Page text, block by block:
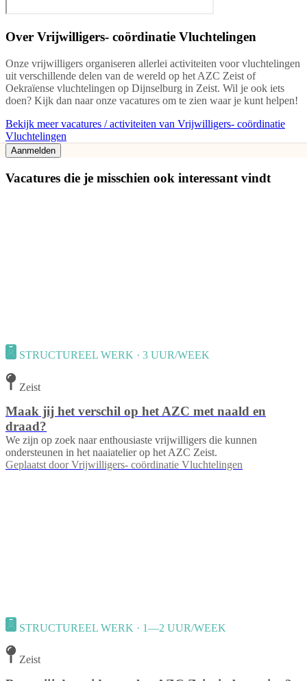
Over Vrijwilligers- coördinatie Vluchtelingen
Onze vrijwilligers organiseren allerlei activiteiten voor vluchtelingen
uit verschillende delen van de wereld op het AZC Zeist of
Oekraïense vluchtelingen op Dijnselburg in Zeist. Wil je ook iets
doen? Kijk dan naar onze vacatures om te zien waar je kunt helpen!
Bekijk meer vacatures / activiteiten van Vrijwilligers- coördinatie
Vluchtelingen
Aanmelden
Vacatures die je misschien ook interessant vindt
STRUCTUREEL WERK · 3 UUR/WEEK
Zeist
Maak jij het verschil op het AZC met naald en
draad?
We zijn op zoek naar enthousiaste vrijwilligers die kunnen
ondersteunen in het naaiatelier op het AZC Zeist.
Geplaatst door Vrijwilligers- coördinatie Vluchtelingen
STRUCTUREEL WERK · 1—2 UUR/WEEK
Zeist